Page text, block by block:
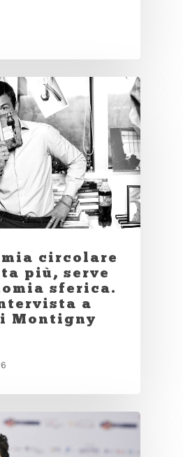
circolare
più, serve
sferica.
a
Montigny